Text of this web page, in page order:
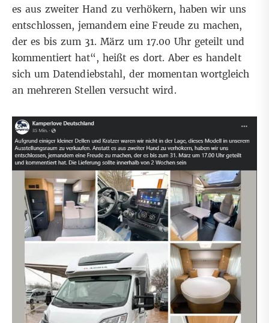
es aus zweiter Hand zu verhökern, haben wir uns
entschlossen, jemandem eine Freude zu machen,
der es bis zum 31. März um 17.00 Uhr geteilt und
kommentiert hat“, heißt es dort. Aber es handelt
sich um Datendiebstahl, der momentan wortgleich
an mehreren Stellen versucht wird.